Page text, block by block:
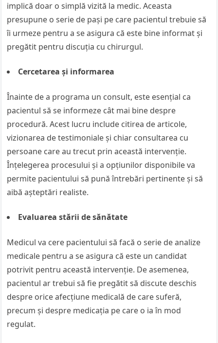
implică doar o simplă vizită la medic. Aceasta
presupune o serie de pași pe care pacientul trebuie să
îi urmeze pentru a se asigura că este bine informat și
pregătit pentru discuția cu chirurgul.
Cercetarea și informarea
Înainte de a programa un consult, este esențial ca
pacientul să se informeze cât mai bine despre
procedură. Acest lucru include citirea de articole,
vizionarea de testimoniale și chiar consultarea cu
persoane care au trecut prin această intervenție.
Înțelegerea procesului și a opțiunilor disponibile va
permite pacientului să pună întrebări pertinente și să
aibă așteptări realiste.
Evaluarea stării de sănătate
Medicul va cere pacientului să facă o serie de analize
medicale pentru a se asigura că este un candidat
potrivit pentru această intervenție. De asemenea,
pacientul ar trebui să fie pregătit să discute deschis
despre orice afecțiune medicală de care suferă,
precum și despre medicația pe care o ia în mod
regulat.